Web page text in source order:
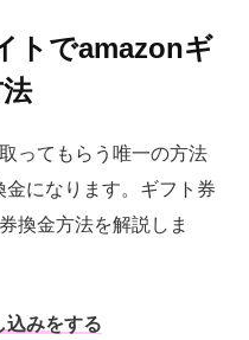
トでamazonギ
ってもらう唯一の方法
になります。ギフト券
換金方法を解説しま
込みをする